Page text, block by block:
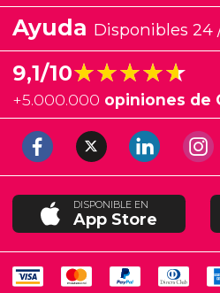
Ayuda Disponibles 24
9,1/10★★★★★
★★★★★
+5.000.000 opiniones de
DISPONIBLE EN
App Store